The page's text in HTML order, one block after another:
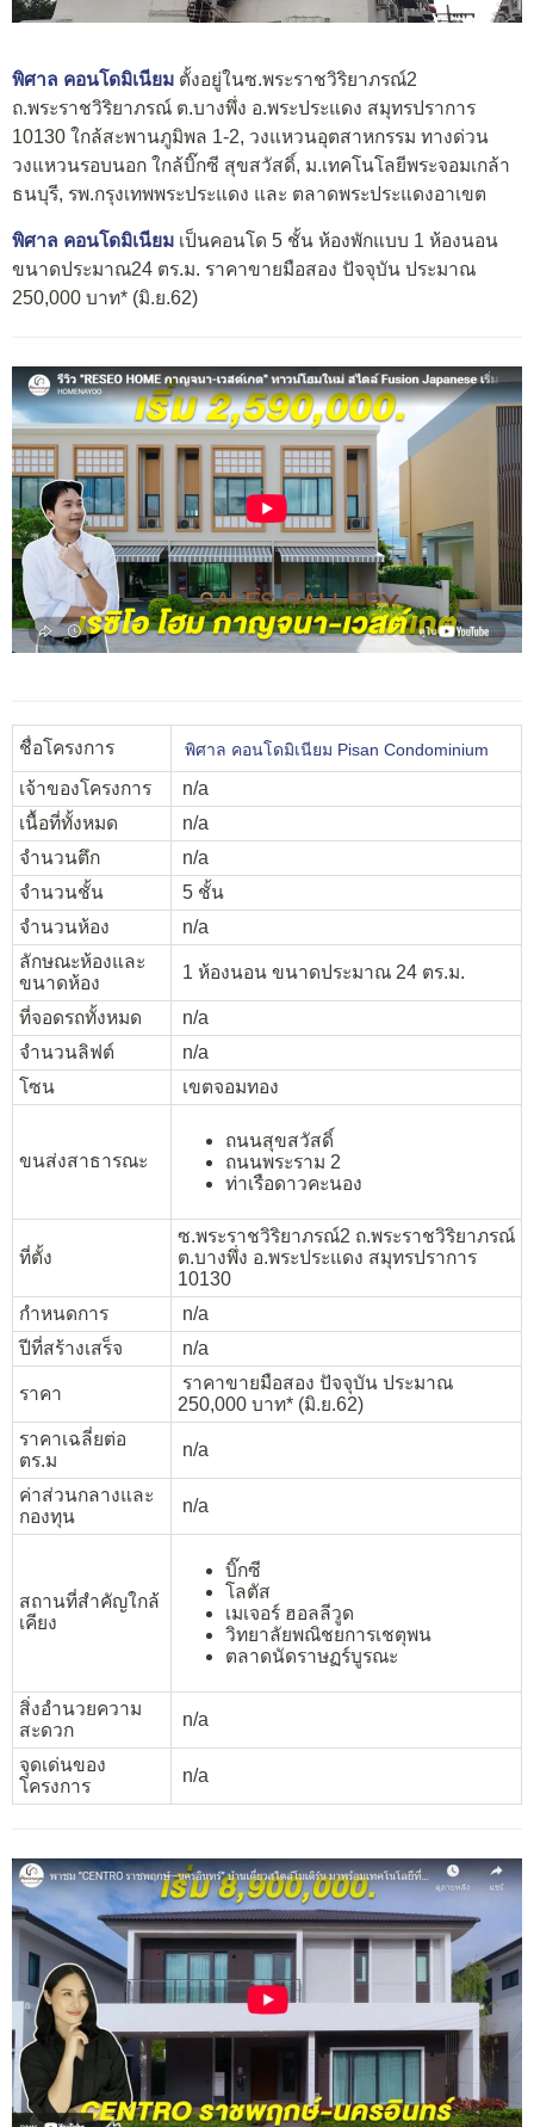
พิศาล คอนโดมิเนียม ตั้งอยู่ในซ.พระราชวิริยาภรณ์2
ถ.พระราชวิริยาภรณ์ ต.บางพึ่ง อ.พระประแดง สมุทรปราการ
10130 ใกล้สะพานภูมิพล 1-2, วงแหวนอุตสาหกรรม ทางด่วน
วงแหวนรอบนอก ใกล้บิ๊กซี สุขสวัสดิ์, ม.เทคโนโลยีพระจอมเกล้า
ธนบุรี, รพ.กรุงเทพพระประแดง และ ตลาดพระประแดงอาเขต
พิศาล คอนโดมิเนียม เป็นคอนโด 5 ชั้น ห้องพักแบบ 1 ห้องนอน
ขนาดประมาณ24 ตร.ม. ราคาขายมือสอง ปัจจุบัน ประมาณ
250,000 บาท* (มิ.ย.62)
ชื่อโครงการ พิศาล คอนโดมิเนียม Pisan Condominium
เจ้าของโครงการ
n/a
เนื้อที่ทั้งหมด
n/a
จำนวนตึก
n/a
จำนวนชั้น
5 ชั้น
จำนวนห้อง
n/a
ลักษณะห้องและ
ขนาดห้อง
1 ห้องนอน ขนาดประมาณ 24 ตร.ม.
ที่จอดรถทั้งหมด
n/a
จำนวนลิฟต์
n/a
โซน
เขตจอมทอง
ขนส่งสาธารณะ
ถนนสุขสวัสดิ์
ถนนพระราม 2
ท่าเรือดาวคะนอง
ที่ตั้ง
ซ.พระราชวิริยาภรณ์2 ถ.พระราชวิริยาภรณ์
ต.บางพึ่ง อ.พระประแดง สมุทรปราการ
10130
กำหนดการ
n/a
ปีที่สร้างเสร็จ
n/a
ราคา
ราคาขายมือสอง ปัจจุบัน ประมาณ
250,000 บาท* (มิ.ย.62)
ราคาเฉลี่ยต่อ
ตร.ม
n/a
ค่าส่วนกลางและ
กองทุน
n/a
สถานที่สำคัญใกล้
เคียง
บิ๊กซี
โลตัส
เมเจอร์ ฮอลลีวูด
วิทยาลัยพณิชยการเชตุพน
ตลาดนัดราษฏร์บูรณะ
สิ่งอำนวยความ
สะดวก
n/a
จุดเด่นของ
โครงการ
n/a